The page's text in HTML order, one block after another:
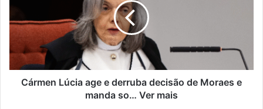
Cármen Lúcia age e derruba decisão de Moraes e
manda so… Ver mais